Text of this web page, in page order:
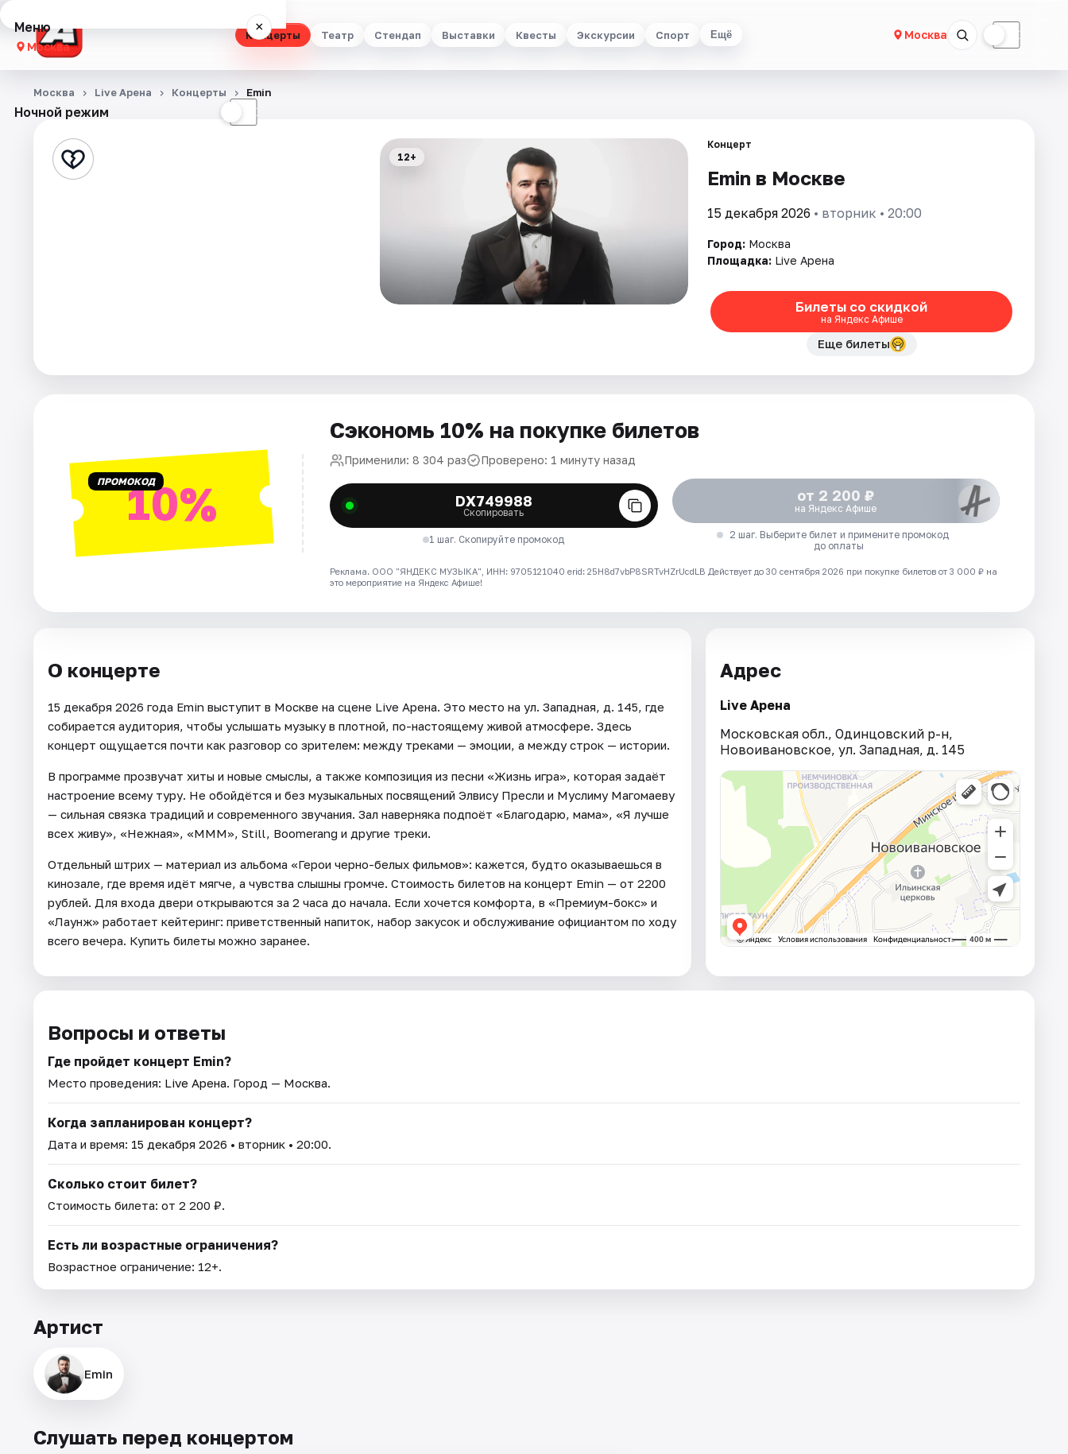
Концерты Театр Стендап Выставки Квесты Экскурсии Спорт Ещё Москва ☾
Меню ×
Москва
Концерты
Стендап
Артисты
Ночной режим ☾
Москва Live Арена Концерты Emin
12+
Концерт
Emin в Москве
15 декабря 2026 • вторник • 20:00
Город: Москва
Площадка: Live Арена
Билеты со скидкой
на Яндекс Афише
Еще билеты
ПРОМОКОД10%
Сэкономь 10% на покупке билетов
Применили: 8 304 раз Проверено: 1 минуту назад
DX749988
Скопировать
1 шаг. Скопируйте промокод
от 2 200 ₽
на Яндекс Афише
2 шаг. Выберите билет и примените промокод
до оплаты
Реклама. ООО "ЯНДЕКС МУЗЫКА", ИНН: 9705121040 erid: 25H8d7vbP8SRTvHZrUcdLB Действует до 30 сентября 2026 при покупке билетов от 3 000 ₽ на
это мероприятие на Яндекс Афише!
О концерте
15 декабря 2026 года Emin выступит в Москве на сцене Live Арена. Это место на ул. Западная, д. 145, где
собирается аудитория, чтобы услышать музыку в плотной, по-настоящему живой атмосфере. Здесь
концерт ощущается почти как разговор со зрителем: между треками — эмоции, а между строк — истории.
В программе прозвучат хиты и новые смыслы, а также композиция из песни «Жизнь игра», которая задаёт
настроение всему туру. Не обойдётся и без музыкальных посвящений Элвису Пресли и Муслиму Магомаеву
— сильная связка традиций и современного звучания. Зал наверняка подпоёт «Благодарю, мама», «Я лучше
всех живу», «Нежная», «МММ», Still, Boomerang и другие треки.
Отдельный штрих — материал из альбома «Герои черно-белых фильмов»: кажется, будто оказываешься в
кинозале, где время идёт мягче, а чувства слышны громче. Стоимость билетов на концерт Emin — от 2200
рублей. Для входа двери открываются за 2 часа до начала. Если хочется комфорта, в «Премиум-бокс» и
«Лаунж» работает кейтеринг: приветственный напиток, набор закусок и обслуживание официантом по ходу
всего вечера. Купить билеты можно заранее.
Адрес
Live Арена
Московская обл., Одинцовский р-н,
Новоивановское, ул. Западная, д. 145
Вопросы и ответы
Где пройдет концерт Emin?
Место проведения: Live Арена. Город — Москва.
Когда запланирован концерт?
Дата и время: 15 декабря 2026 • вторник • 20:00.
Сколько стоит билет?
Стоимость билета: от 2 200 ₽.
Есть ли возрастные ограничения?
Возрастное ограничение: 12+.
Артист
Emin
Слушать перед концертом